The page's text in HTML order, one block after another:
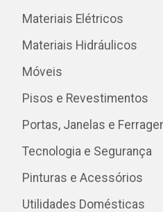
Materiais Elétricos
Materiais Hidráulicos
Móveis
Pisos e Revestimentos
Portas, Janelas e
Tecnologia e Segurança
Pinturas e Acessórios
Utilidades Domésticas